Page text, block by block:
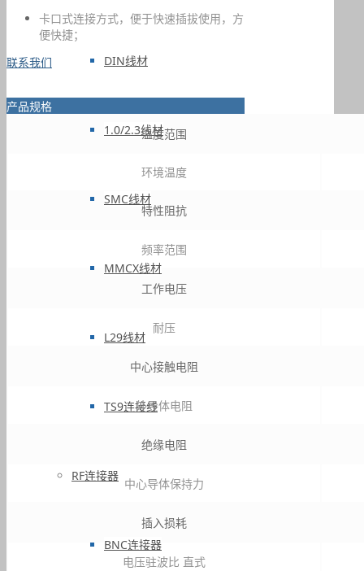
DIN线材
1.0/2.3线材
SMC线材
MMCX线材
L29线材
TS9连接线
RF连接器
BNC连接器
卡口式连接方式，便于快速插拔使用，方
便快捷；
联系我们
产品规格
温度范围
环境温度
特性阻抗
频率范围
工作电压
耐压
中心接触电阻
外导体电阻
绝缘电阻
中心导体保持力
插入损耗
电压驻波比 直式